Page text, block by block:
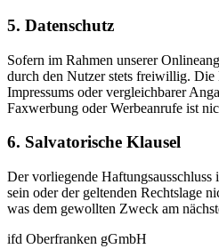
5. Datenschutz
Sofern im Rahmen unserer
durch den Nutzer stets freiwillig. Die
Impressums oder vergleichbarer
Faxwerbung oder Werbeanrufe ist
6. Salvatorische Klausel
Der vorliegende
sein oder der geltenden Rechtslage
was dem gewollten Zweck am
ifd Oberfranken gGmbH